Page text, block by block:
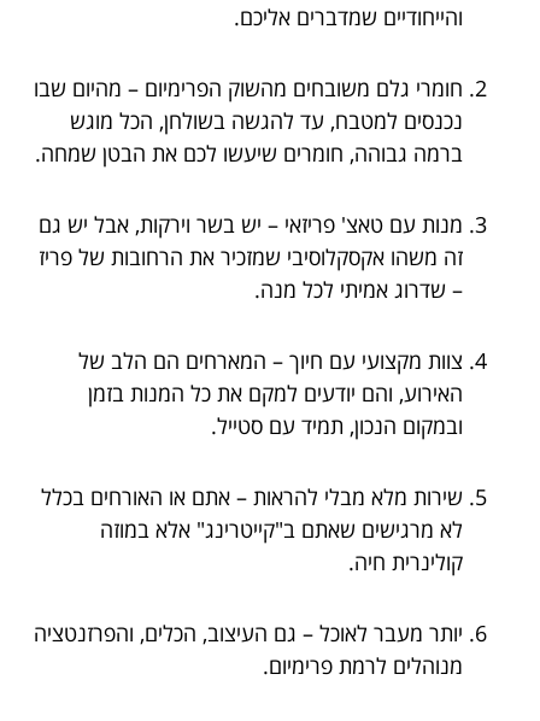
והייחודיים שמדברים אליכם.
חומרי גלם משובחים מהשוק הפרימיום – מהיום שבו
נכנסים למטבח, עד להגשה בשולחן, הכל מוגש
ברמה גבוהה, חומרים שיעשו לכם את הבטן שמחה.
מנות עם טאצ' פריזאי – יש בשר וירקות, אבל יש גם
זה משהו אקסקלוסיבי שמזכיר את הרחובות של פריז
– שדרוג אמיתי לכל מנה.
צוות מקצועי עם חיוך – המארחים הם הלב של
האירוע, והם יודעים למקם את כל המנות בזמן
ובמקום הנכון, תמיד עם סטייל.
שירות מלא מבלי להראות – אתם או האורחים בכלל
לא מרגישים שאתם ב"קייטרינג" אלא במוזה
קולינרית חיה.
יותר מעבר לאוכל – גם העיצוב, הכלים, והפרזנטציה
מנוהלים לרמת פרימיום.